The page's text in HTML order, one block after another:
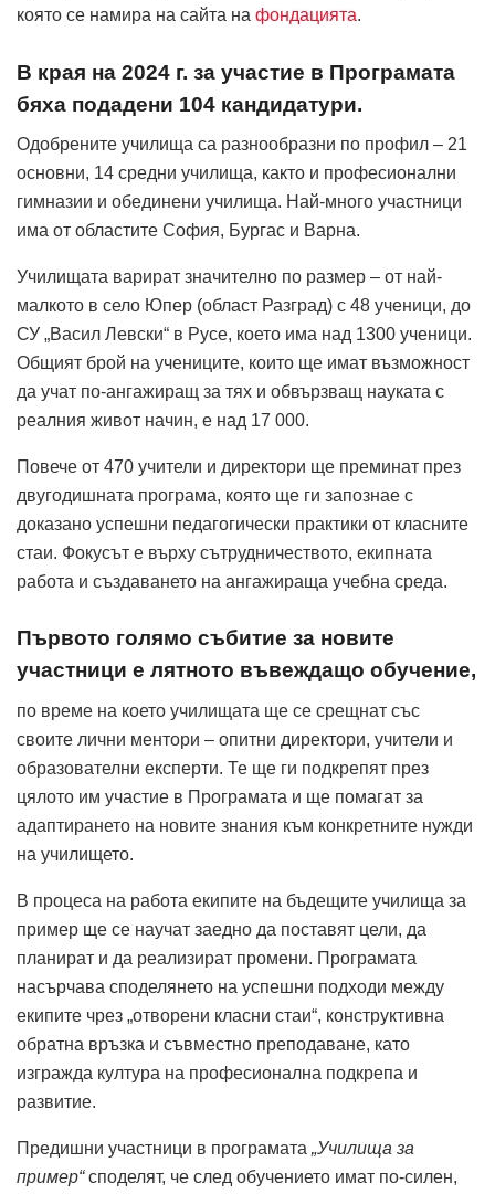
която се намира на сайта на фондацията.
В края на 2024 г. за участие в Програмата
бяха подадени 104 кандидатури.
Одобрените училища са разнообразни по профил – 21
основни, 14 средни училища, както и професионални
гимназии и обединени училища. Най-много участници
има от областите София, Бургас и Варна.
Училищата варират значително по размер – от най-
малкото в село Юпер (област Разград) с 48 ученици, до
СУ „Васил Левски“ в Русе, което има над 1300 ученици.
Общият брой на учениците, които ще имат възможност
да учат по-ангажиращ за тях и обвързващ науката с
реалния живот начин, е над 17 000.
Повече от 470 учители и директори ще преминат през
двугодишната програма, която ще ги запознае с
доказано успешни педагогически практики от класните
стаи. Фокусът е върху сътрудничеството, екипната
работа и създаването на ангажираща учебна среда.
Първото голямо събитие за новите
участници е лятното въвеждащо обучение,
по време на което училищата ще се срещнат със
своите лични ментори – опитни директори, учители и
образователни експерти. Те ще ги подкрепят през
цялото им участие в Програмата и ще помагат за
адаптирането на новите знания към конкретните нужди
на училището.
В процеса на работа екипите на бъдещите училища за
пример ще се научат заедно да поставят цели, да
планират и да реализират промени. Програмата
насърчава споделянето на успешни подходи между
екипите чрез „отворени класни стаи“, конструктивна
обратна връзка и съвместно преподаване, като
изгражда култура на професионална подкрепа и
развитие.
Предишни участници в програмата „Училища за
пример“споделят, че след обучението имат по-силен,